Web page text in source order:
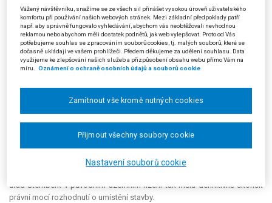
kterému byla žádost doručena až po uplynutí zákonné lhůty, tj. v době,
kdy původní územní rozhodnutí již pozbylo platnosti. Žalobce měl za to,
že řízení o prodloužení platnosti územního rozhodnutí je řízením zcela
samostatným (v čemž jej utvrdil i žalovaný rozhodnutím ze dne 4. 3. 2014,
jímž právě pro toto řízení určil, že řízení povede Městský úřad Šternberk).
analogii institutu nového rozhodnutí dle § 101 a násl. správního řádu z
roku 2004. Dle žalobce institut nového řízení totiž obsahuje zvláštní
úpravu příslušnosti, na rozdíl od řízení o prodloužení platnosti územního
rozhodnutí. Pokud by měl zákonodárce v úmyslu stanovit zvláštní
postup v řízení o prodloužení platnosti územního rozhodnutí, jistě by tak
výslovně učinil ve speciálním zákonu – stavebním zákonu z roku 2006.
Neučinil-li tak, je třeba řádně postupovat dle § 13 odst. 6 a § 93 odst. 3
úřad Šternberk v původním územním řízení tak měla definitivně skončit
právní mocí rozhodnutí o umístění stavby.
Vážený návštěvníku, snažíme se ze všech sil přinášet vysokou úroveň uživatelského
komfortu při používání našich webových stránek. Mezi základní předpoklady patří
např. aby správně fungovalo vyhledávání, abychom vás neobtěžovali nevhodnou
reklamou nebo abychom měli dostatek podnětů, jak web vylepšovat. Proto od Vás
potřebujeme souhlas se zpracováním souborů cookies, tj. malých souborů, které se
dočasně ukládají ve vašem prohlížeči. Předem děkujeme za udělení souhlasu. Data
využijeme ke zlepšování našich služeb a přizpůsobení obsahu webu přímo Vám na
míru.
Oznámení o ochraně osobních údajů a souborů cookie
Nastavení souborů cookie
Zamítnout vše kromě nutných cookies
Přijmout všechny soubory cookie